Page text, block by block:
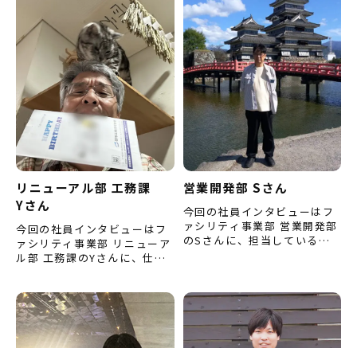
の…
リニューアル部 工務課
Yさん
今回の社員インタビューはフ
ァシリティ事業部 リニューア
ル部 工務課のYさんに、仕事
けていることなどを聞きま
し…
営業開発部 Sさん
今回の社員インタビューはフ
ァシリティ事業部 営業開発部
のSさんに、担当している積
取…